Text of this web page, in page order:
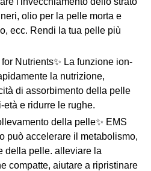
olio per la pelle morta e
ecc. Rendi la tua pelle più
Nutrients✨ La funzione ion-
la nutrizione,
di assorbimento della pelle
e ridurre le rughe.
della pelle✨ EMS
può accelerare il metabolismo,
della pelle. alleviare la
compatte, aiutare a ripristinare